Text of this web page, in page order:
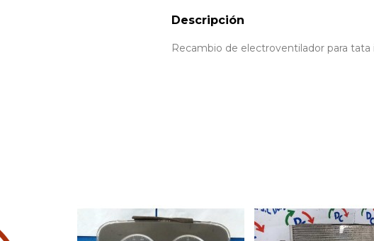
Descripción
Recambio de electroventilador para